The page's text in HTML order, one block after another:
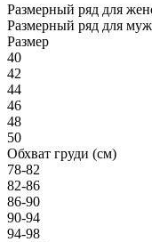
Размерный ряд для
Размерный ряд для
Размер
40
42
44
46
48
50
Обхват груди (см)
78-82
82-86
86-90
90-94
94-98